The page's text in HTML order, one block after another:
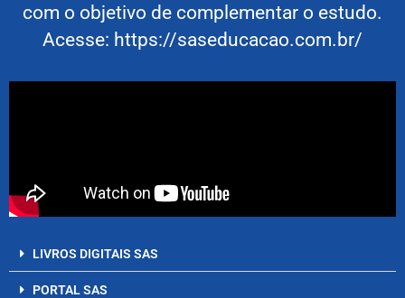
com o objetivo de complementar o estudo.
Acesse: https://saseducacao.com.br/
LIVROS DIGITAIS SAS
PORTAL SAS